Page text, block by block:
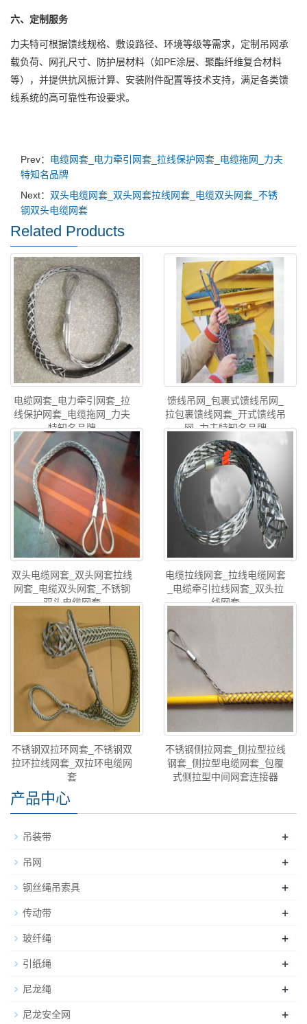
六、定制服务
力夫特可根据馈线规格、敷设路径、环境等级等需求，定制吊网承
载负荷、网孔尺寸、防护层材料（如PE涂层、聚酯纤维复合材料
等），并提供抗风振计算、安装附件配置等技术支持，满足各类馈
线系统的高可靠性布设要求。
Prev： 电缆网套_电力牵引网套_拉线保护网套_电缆拖网_力夫
特知名品牌
Next： 双头电缆网套_双头网套拉线网套_电缆双头网套_不锈
钢双头电缆网套
Related Products
电缆网套_电力牵引网套_拉
线保护网套_电缆拖网_力夫
特知名品牌
馈线吊网_包裹式馈线吊网_
拉包裹馈线网套_开式馈线吊
网_力夫特知名品牌
双头电缆网套_双头网套拉线
网套_电缆双头网套_不锈钢
双头电缆网套
电缆拉线网套_拉线电缆网套
_电缆牵引拉线网套_双头拉
线网套
不锈钢双拉环网套_不锈钢双
拉环拉线网套_双拉环电缆网
套
不锈钢侧拉网套_侧拉型拉线
钢套_侧拉型电缆网套_包覆
式侧拉型中间网套连接器
产品中心
吊装带 +
吊网 +
钢丝绳吊索具 +
传动带 +
玻纤绳 +
引纸绳 +
尼龙绳 +
尼龙安全网 +